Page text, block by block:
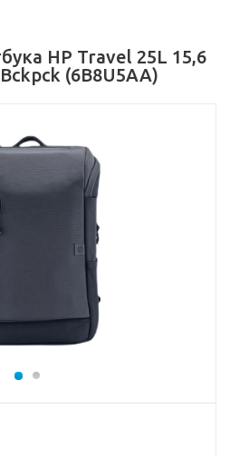
HP Travel 25L 15,6
(6B8U5AA)